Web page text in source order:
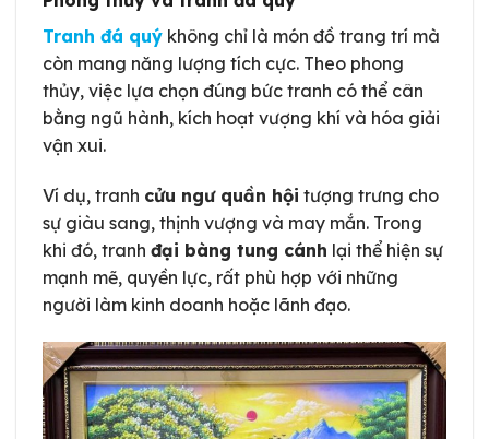
Tranh đá quý không chỉ là món đồ trang trí mà
còn mang năng lượng tích cực. Theo phong
thủy, việc lựa chọn đúng bức tranh có thể cân
bằng ngũ hành, kích hoạt vượng khí và hóa giải
vận xui.
Ví dụ, tranh cửu ngư quần hội tượng trưng cho
sự giàu sang, thịnh vượng và may mắn. Trong
khi đó, tranh đại bàng tung cánh lại thể hiện sự
mạnh mẽ, quyền lực, rất phù hợp với những
người làm kinh doanh hoặc lãnh đạo.